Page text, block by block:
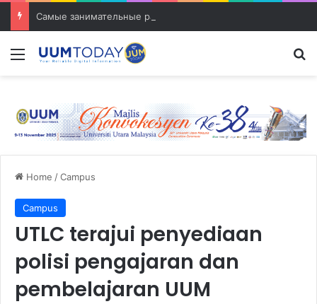
Самые занимательные разработки в сфере транспорта
Menu
Home /Campus
Campus
UTLC terajui penyediaan
polisi pengajaran dan
pembelajaran UUM